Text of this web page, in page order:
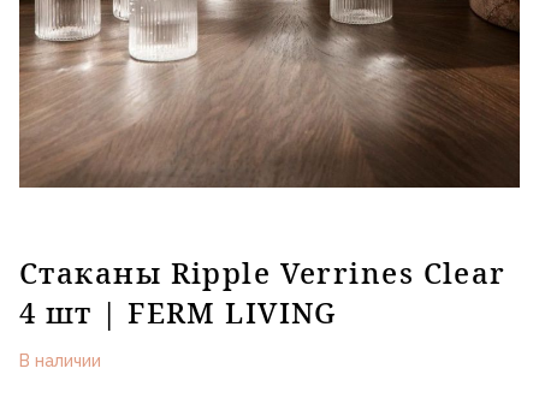
Стаканы Ripple Verrines Clear
4 шт | FERM LIVING
В наличии